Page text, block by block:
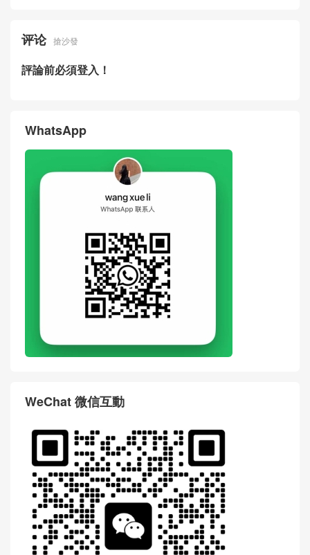
评论 搶沙發
評論前必須登入！
WhatsApp
WeChat 微信互動